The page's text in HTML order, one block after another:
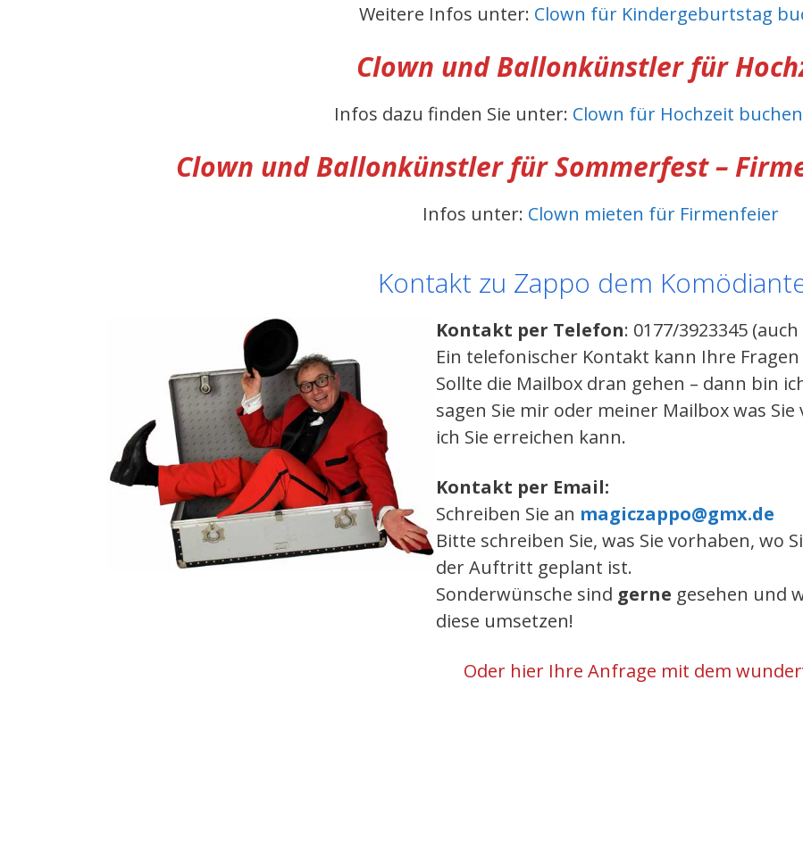
Weitere Infos unter: Clown für Kindergeburtstag
Clown und Ballonkünstler für
Infos dazu finden Sie unter: Clown für Hochzeit
Clown und Ballonkünstlerfür Sommerfest –
Infos unter: Clown mieten für Firmenfeier
Kontakt zu Zappo dem
Kontakt per Telefon: 0177/3923345
Ein telefonischer Kontakt kann Ihre
Sollte die Mailbox dran gehen – dann bin
sagen Sie mir oder meiner Mailbox was
ich Sie erreichen kann.
Kontakt per Email:
Schreiben Sie an magiczappo@gmx.de
Bitte schreiben Sie, was Sie vorhaben, wo
der Auftritt geplant ist.
Sonderwünsche sind gerne gesehen und
diese umsetzen!
Oder hier Ihre Anfrage mit dem